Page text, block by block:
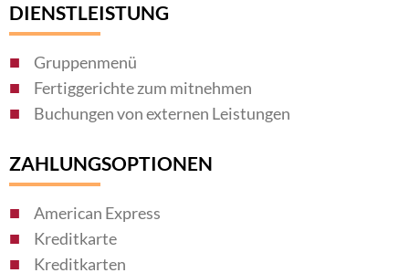
DIENSTLEISTUNG
Gruppenmenü
Fertiggerichte zum mitnehmen
Buchungen von externen Leistungen
ZAHLUNGSOPTIONEN
American Express
Kreditkarte
Kreditkarten